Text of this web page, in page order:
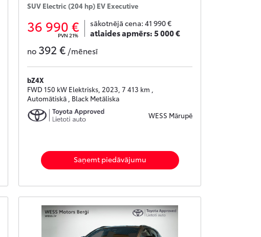
SUV Electric (204 hp) EV Executive
36 990 €
PVN 21%
sākotnējā cena: 41 990 €
atlaides apmērs:5 000 €
no 392 € /mēnesī
bZ4X
FWD 150 kW Elektrisks, 2023, 7 413 km ,
Automātiskā , Black Metāliska
WESS Mārupē
Saņemt piedāvājumu